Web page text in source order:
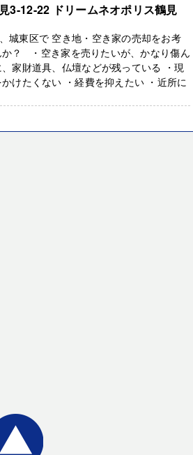
3-12-22 ドリームネオポリス鶴見
城東区で 空き地・空き家の売却をお考
？ ・空き家を売りたいが、かなり傷ん
家財道具、仏壇などが残っている ・現
けたくない ・経費を抑えたい ・近所に